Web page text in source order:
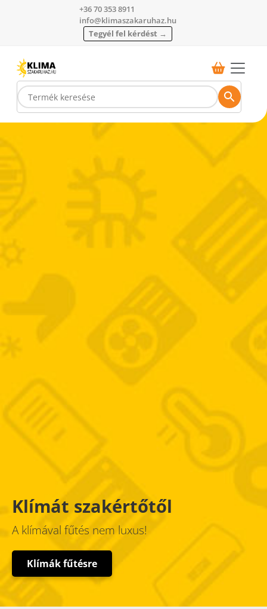
+36 70 353 8911
info@klimaszakaruhaz.hu
Tegyél fel kérdést →
Klímát szakértőtől
A klímával fűtés nem luxus!
Klímák fűtésre